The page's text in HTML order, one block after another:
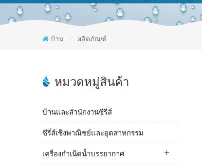
บ้าน / ผลิตภัณฑ์
หมวดหมู่สินค้า
บ้านและสำนักงานซีรีส์
ซีรี่ส์เชิงพาณิชย์และอุตสาหกรรม
เครื่องกำเนิดน้ำบรรยากาศ